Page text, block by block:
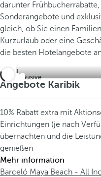
darunter
Sonderangebote und
gleich, ob Sie einen
Kurzurlaub oder eine
die besten Hotelangebote
All inclusive
Angebote Karibik
10% Rabatt extra mit
Einrichtungen (je nach
übernachten und die
genießen
Mehr information
Barceló Maya Beach - All